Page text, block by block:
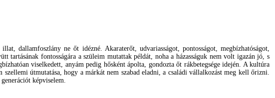
dallamfoszlány ne őt idézné. Akaraterőt, udvariasságot, pontosságot, megbízhatóságot,
tartásának fontosságára a szüleim mutattak példát, noha a házasságuk nem volt igazán jó, s
viselkedett, anyám pedig hősként ápolta, gondozta őt rákbetegsége idején. A kultúra
útmutatása, hogy a márkát nem szabad eladni, a családi vállalkozást meg kell őrizni.
képviselem.